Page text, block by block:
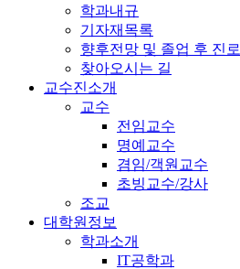
학과내규
기자재목록
향후전망 및 졸업 후 진로
찾아오시는 길
교수진소개
교수
전임교수
명예교수
겸임/객원교수
초빙교수/강사
조교
대학원정보
학과소개
IT공학과